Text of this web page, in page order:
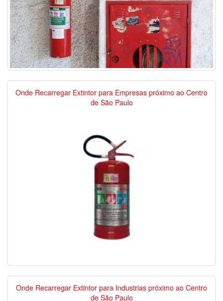
Onde Recarregar Extintor para Empresas próximo ao Centro
de São Paulo
Onde Recarregar Extintor para Industrias próximo ao Centro
de São Paulo